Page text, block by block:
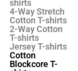
shirts
4-Way Stretch
Cotton T-shirts
2-Way Cotton
T-shirts
Jersey T-shirts
Cotton
Blockcore T-